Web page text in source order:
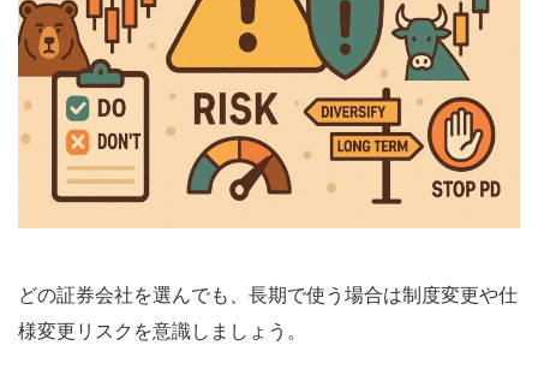
どの証券会社を選んでも、長期で使う場合は制度変更や仕
様変更リスクを意識しましょう。